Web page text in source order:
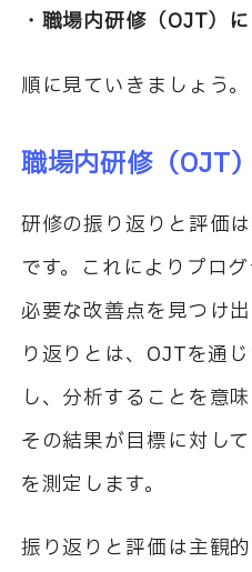
・職場内研修（OJT）
順に見ていきましょう。
職場内研修（OJT
研修の振り返りと評価
です。これによりプロ
必要な改善点を見つけ
り返りとは、 OJTを通
し、分析することを意
その結果が目標に対し
を測定します。
振り返りと評価は主観